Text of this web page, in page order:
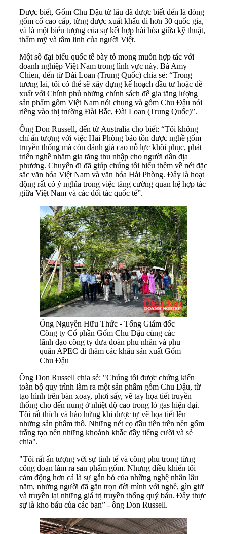
Được biết, Gốm Chu Đậu từ lâu đã được biết đến là dòng
gốm cổ cao cấp, từng được xuất khẩu đi hơn 30 quốc gia,
và là một biểu tượng của sự kết hợp hài hòa giữa kỹ thuật,
thẩm mỹ và tâm linh của người Việt.
Một số đại biểu quốc tế bày tỏ mong muốn hợp tác với
doanh nghiệp Việt Nam trong lĩnh vực này. Bà Amy
Chien, đến từ Đài Loan (Trung Quốc) chia sẻ: “Trong
tương lai, tôi có thể sẽ xây dựng kế hoạch đầu tư hoặc đề
xuất với Chính phủ những chính sách để gia tăng lượng
sản phẩm gốm Việt Nam nói chung và gốm Chu Đậu nói
riêng vào thị trường Đài Bắc, Đài Loan (Trung Quốc)”.
Ông Don Russell, đến từ Australia cho biết: “Tôi không
chỉ ấn tượng với việc Hải Phòng bảo tồn được nghề gốm
truyền thống mà còn đánh giá cao nỗ lực khôi phục, phát
triển nghề nhằm gia tăng thu nhập cho người dân địa
phương. Chuyến đi đã giúp chúng tôi hiểu thêm về nét đặc
sắc văn hóa Việt Nam và văn hóa Hải Phòng. Đây là hoạt
động rất có ý nghĩa trong việc tăng cường quan hệ hợp tác
giữa Việt Nam và các đối tác quốc tế”.
Ông Nguyễn Hữu Thức - Tổng Giám đốc
Công ty Cổ phần Gốm Chu Đậu cùng các
lãnh đạo công ty đưa đoàn phu nhân và phu
quân APEC đi thăm các khâu sản xuất Gốm
Chu Đậu
Ông Don Russell chia sẻ: "Chúng tôi được chứng kiến
toàn bộ quy trình làm ra một sản phẩm gốm Chu Đậu, từ
tạo hình trên bàn xoay, phơi sấy, vẽ tay họa tiết truyền
thống cho đến nung ở nhiệt độ cao trong lò gas hiện đại.
Tôi rất thích và hào hứng khi được tự vẽ họa tiết lên
những sản phẩm thô. Những nét cọ đầu tiên trên nền gốm
trắng tạo nên những khoảnh khắc đầy tiếng cười và sẻ
chia".
"Tôi rất ấn tượng với sự tinh tế và công phu trong từng
công đoạn làm ra sản phẩm gốm. Nhưng điều khiến tôi
cảm động hơn cả là sự gắn bó của những nghệ nhân lâu
năm, những người đã gắn trọn đời mình với nghề, gìn giữ
và truyền lại những giá trị truyền thống quý báu. Đây thực
sự là kho báu của các bạn” - ông Don Russell.